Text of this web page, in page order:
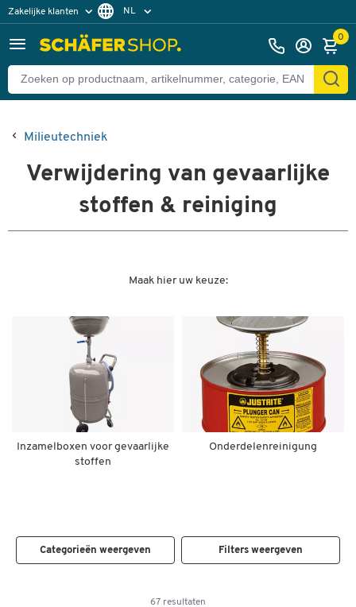
Zakelijke klanten
Particuliere klanten
NL
0
Milieutechniek
Verwijdering van gevaarlijke
stoffen & reiniging
Maak hier uw keuze:
Inzamelboxen voor gevaarlijke
stoffen
Onderdelenreinigung
Categorieën weergeven Filters weergeven
67 resultaten